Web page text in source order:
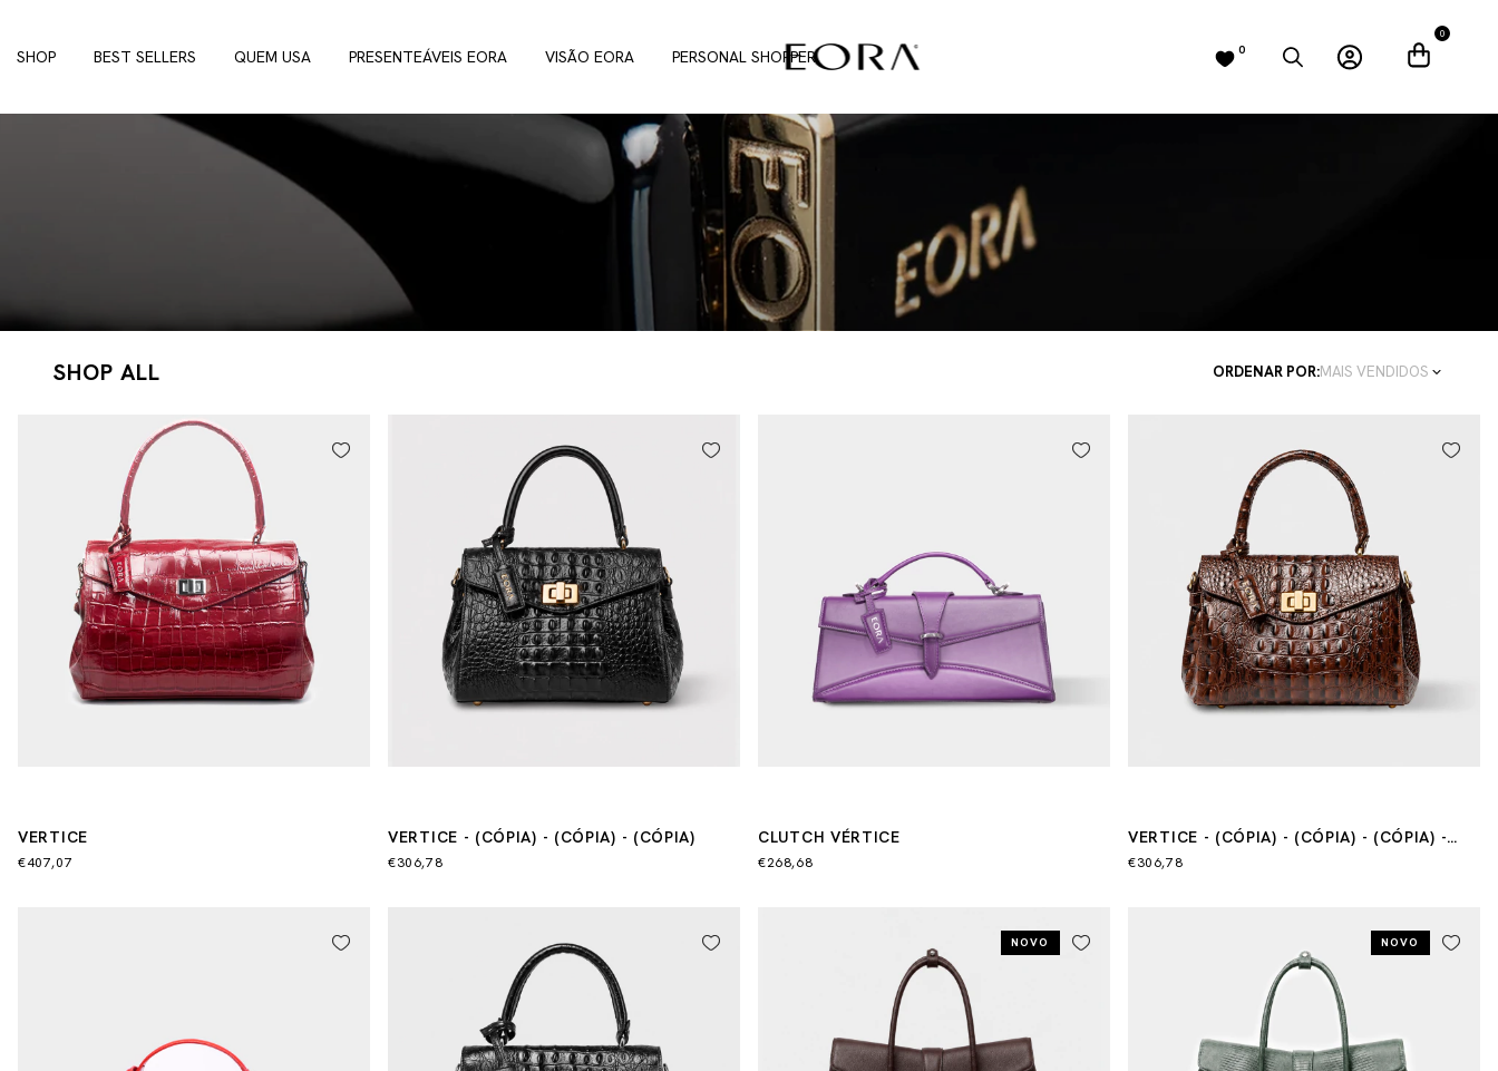
SHOP BEST SELLERS QUEM USA PRESENTEÁVEIS EORA VISÃO EORA PERSONAL SHOPPER 0
0
SHOP ALL ORDENAR POR:MAIS VENDIDOS
VERTICE
€407,07
VERTICE - (CÓPIA) - (CÓPIA) - (CÓPIA)
€306,78
CLUTCH VÉRTICE
€268,68
VERTICE - (CÓPIA) - (CÓPIA) - (CÓPIA) -
(CÓPIA)
€306,78
NOVO NOVO